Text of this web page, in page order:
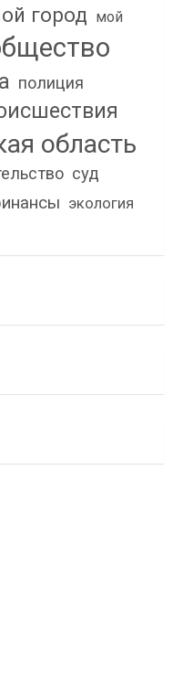
город мой
полиция
область
суд
экология